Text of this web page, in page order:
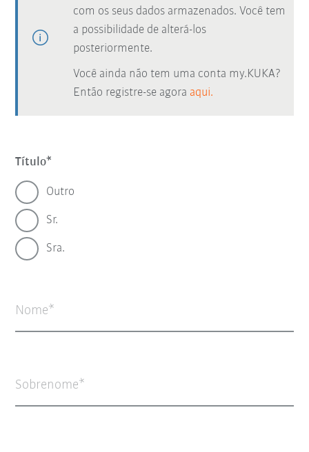
com os seus dados armazenados. Você tem
a possibilidade de alterá-los
posteriormente.
Você ainda não tem uma conta my.KUKA?
Então registre-se agora aqui.
Título
Outro
Sr.
Sra.
Nome
Sobrenome